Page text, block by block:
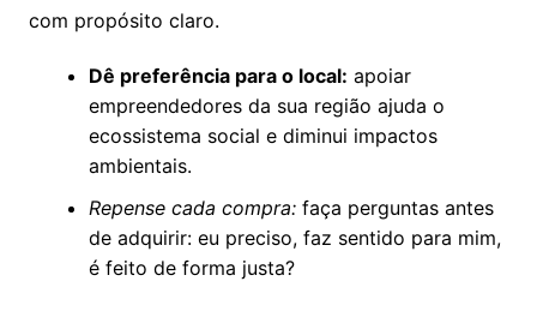
com propósito claro.
Dê preferência para o local: apoiar
empreendedores da sua região ajuda o
ecossistema social e diminui impactos
ambientais.
Repense cada compra:faça perguntas antes
de adquirir: eu preciso, faz sentido para mim,
é feito de forma justa?